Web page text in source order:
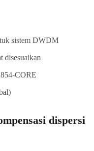
sistem DWDM
disesuaikan
CORE
dispersi